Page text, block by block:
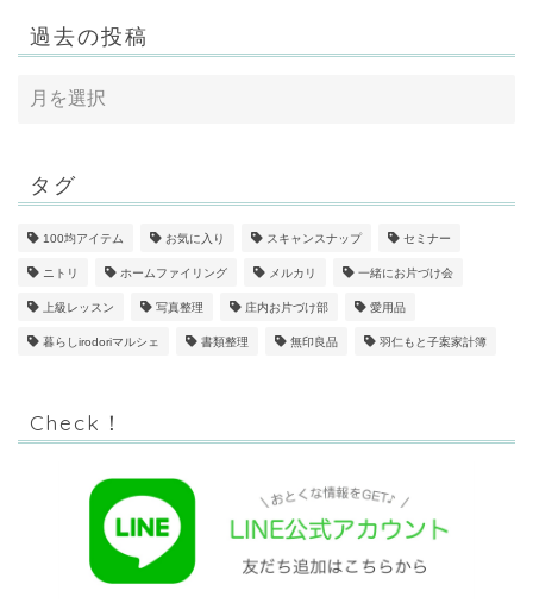
過去の投稿
タグ
100均アイテム お気に入り スキャンスナップ セミナー
ニトリ ホームファイリング メルカリ 一緒にお片づけ会
上級レッスン 写真整理 庄内お片づけ部 愛用品
暮らしirodoriマルシェ 書類整理 無印良品 羽仁もと子案家計簿
Check！